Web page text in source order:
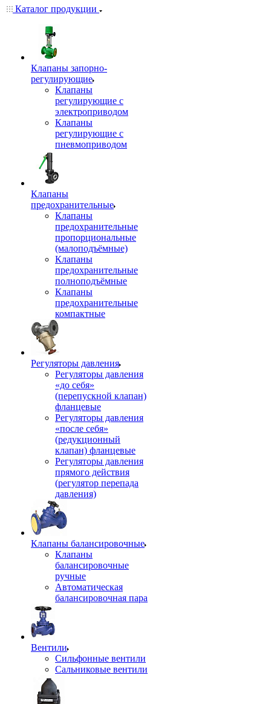
Каталог продукции
Клапаны запорно-
регулирующие
Клапаны
регулирующие с
электроприводом
Клапаны
регулирующие с
пневмоприводом
Клапаны
предохранительные
Клапаны
предохранительные
пропорциональные
(малоподъёмные)
Клапаны
предохранительные
полноподъёмные
Клапаны
предохранительные
компактные
Регуляторы давления
Регуляторы давления
«до себя»
(перепускной клапан)
фланцевые
Регуляторы давления
«после себя»
(редукционный
клапан) фланцевые
Регуляторы давления
прямого действия
(регулятор перепада
давления)
Клапаны балансировочные
Клапаны
балансировочные
ручные
Автоматическая
балансировочная пара
Вентили
Сильфонные вентили
Сальниковые вентили